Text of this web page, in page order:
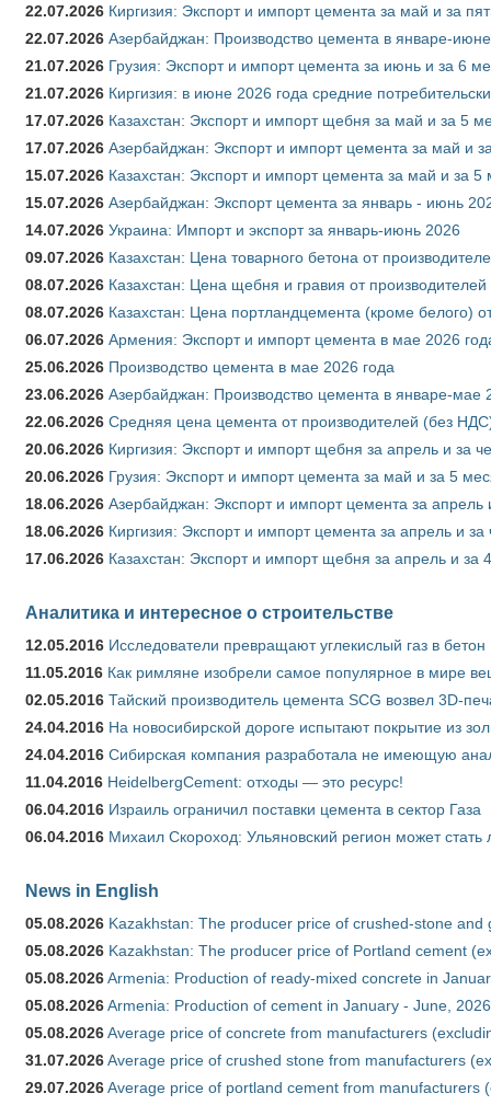
22.07.2026 Киргизия: Экспорт и импорт цемента за май и за
22.07.2026 Азербайджан: Производство цемента в январе-
21.07.2026 Грузия: Экспорт и импорт цемента за июнь и за 6
21.07.2026 Киргизия: в июне 2026 года средние
17.07.2026 Казахстан: Экспорт и импорт щебня за май и за 5
17.07.2026 Азербайджан: Экспорт и импорт цемента за май и
15.07.2026 Казахстан: Экспорт и импорт цемента за май и за
15.07.2026 Азербайджан: Экспорт цемента за январь - июнь
14.07.2026 Украина: Импорт и экспорт за январь-июнь 2026
09.07.2026 Казахстан: Цена товарного бетона от
08.07.2026 Казахстан: Цена щебня и гравия от
08.07.2026 Казахстан: Цена портландцемента (кроме белого)
06.07.2026 Армения: Экспорт и импорт цемента в мае 2026
25.06.2026 Производство цемента в мае 2026 года
23.06.2026 Азербайджан: Производство цемента в январе-мае
22.06.2026 Средняя цена цемента от производителей (без
20.06.2026 Киргизия: Экспорт и импорт щебня за апрель и за
20.06.2026 Грузия: Экспорт и импорт цемента за май и за 5
18.06.2026 Азербайджан: Экспорт и импорт цемента за
18.06.2026 Киргизия: Экспорт и импорт цемента за апрель и
17.06.2026 Казахстан: Экспорт и импорт щебня за апрель и за
Аналитика и интересное о строительстве
12.05.2016 Исследователи превращают углекислый газ в бетон
11.05.2016 Как римляне изобрели самое популярное в мире
02.05.2016 Тайский производитель цемента SCG возвел 3D-
24.04.2016 На новосибирской дороге испытают покрытие из
24.04.2016 Сибирская компания разработала не имеющую
11.04.2016 HeidelbergCement: отходы — это ресурс!
06.04.2016 Израиль ограничил поставки цемента в сектор Газа
06.04.2016 Михаил Скороход: Ульяновский регион может
News in English
05.08.2026 Kazakhstan: The producer price of crushed-stone and
05.08.2026 Kazakhstan: The producer price of Portland cement
05.08.2026Armenia: Production of ready-mixed concrete in
05.08.2026Armenia: Production of cement in January - June, 2026
05.08.2026Average price of concrete from manufacturers
31.07.2026Average price of crushed stone from manufacturers
29.07.2026Average price of portland cement from manufacturers